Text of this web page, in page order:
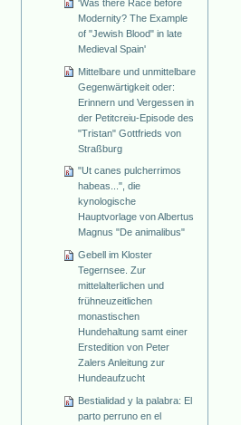
'Was there Race before
Modernity? The Example
of "Jewish Blood" in late
Medieval Spain'
Mittelbare und unmittelbare
Gegenwärtigkeit oder:
Erinnern und Vergessen in
der Petitcreiu-Episode des
"Tristan" Gottfrieds von
Straßburg
"Ut canes pulcherrimos
habeas...", die
kynologische
Hauptvorlage von Albertus
Magnus "De animalibus"
Gebell im Kloster
Tegernsee. Zur
mittelalterlichen und
frühneuzeitlichen
monastischen
Hundehaltung samt einer
Erstedition von Peter
Zalers Anleitung zur
Hundeaufzucht
Bestialidad y la palabra: El
parto perruno en el